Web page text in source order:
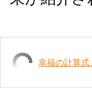
幸福の計算式